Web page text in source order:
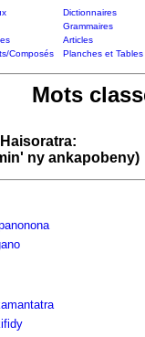
Dictionnaires
Grammaires
Articles
Composés Planches et Tables
Mots
ny ankapobeny)